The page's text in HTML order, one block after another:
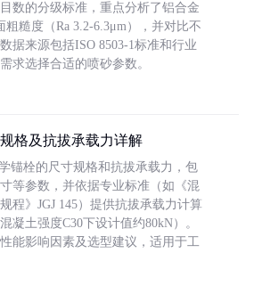
数的分级标准，重点分析了铝合金
粗糙度（Ra 3.2-6.3μm），并对比不
据来源包括ISO 8503-1标准和行业
求选择合适的喷砂参数。
格及抗拔承载力详解
锚栓的尺寸规格和抗拔承载力，包
等参数，并依据专业标准（如《混
程》JGJ 145）提供抗拔承载力计算
凝土强度C30下设计值约80kN）。
能影响因素及选型建议，适用于工